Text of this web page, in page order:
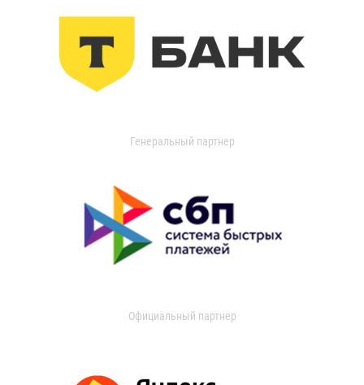
Генеральный партнер
Официальный партнер